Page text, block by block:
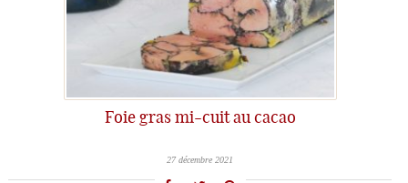
Foie gras mi-cuit au cacao
27 décembre 2021